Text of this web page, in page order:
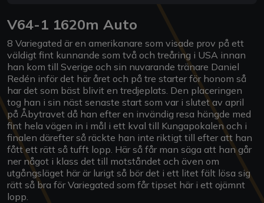
V64-1 1620m Auto
8 Variegated är en amerikanare som visade prov på ett
väldigt fint kunnande som två och treåring i USA innan
han kom till Sverige och sin nuvarande tränare Daniel
Redén inför det här året och på tre starter för honom så
har det som bäst blivit en tredjeplats. Den placeringen
tog han i sin näst senaste start som var i slutet av april
på Åbytravet då han efter en invändig resa hängde med
fint hela vägen in i mål i ett kval till Kungapokalen och i
finalen därefter så räckte han inte riktigt till efter att han
fått ett rätt så tufft lopp. Här så får man säga att han går
ner något i klass det till motståndet och även om
utgångsläget här är lurigt så bör det i ett litet fält lösa sig
rätt så bra för Variegated som får tipset här i ett ojämnt
lopp.